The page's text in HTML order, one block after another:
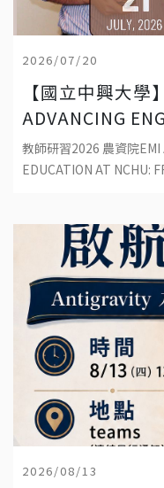
2026/07/20
【國立中興大學
ADVANCING
EDUCATION AT
CLASSROOM
教師研習2026 農資院EMI
EDUCATION AT NCHU:
2026/08/13